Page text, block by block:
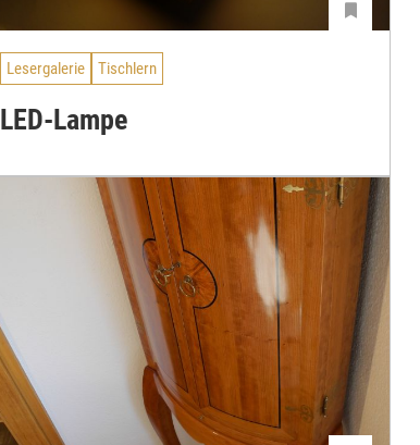
Lesergalerie Tischlern
LED-Lampe